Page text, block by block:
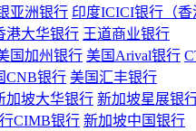
亚洲银行 印度ICICI银行（香
港大华银行 王道商业银行
国加州银行 美国Arival银行
CNB银行 美国汇丰银行
加坡大华银行 新加坡星展银
CIMB银行 新加坡中国银行